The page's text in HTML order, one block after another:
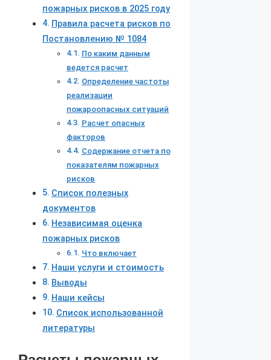
пожарных рисков в 2025 году
Правила расчета рисков по
Постановлению № 1084
По каким данным
ведется расчет
Определение частоты
реализации
пожароопасных ситуаций
Расчет опасных
факторов
Содержание отчета по
показателям пожарных
рисков
Список полезных
документов
Независимая оценка
пожарных рисков
Что включает
Наши услуги и стоимость
Выводы
Наши кейсы
Список использованной
литературы